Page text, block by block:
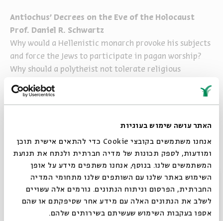
האתר עושה שימוש בעוגיות
אנחנו משתמשים בקובצי Cookie כדי להתאים אישית תוכן
ומודעות, לספק תכונות של מדיה חברתית ולנתח את תנועת
המשתמשים שלנו. בנוסף, אנחנו משתפים מידע על אופן
השימוש באתר שלנו עם השותפים שלנו מתחומי המדיה
החברתית, הפרסום וניתוח הנתונים. גורמים אלה עשויים
לשלב את הנתונים האלה עם מידע אחר שסיפקתם או שהם
אספו בעקבות השימוש שעשיתם בשירותים שלהם.
Antiochus' Decrees on the Eve of the Holocaust
Prof. Daniel R. Schwartz
Why would a Hellenistic monarch provoke his subjects
and force the Jews to participate in pagan worship?
Why should a polytheist not tolerate religious
Tuesday I Dec. 1 I 8pm ( 1pm EST)
Mattathias and Judah Maccabee, are universally
revered as heroes, their successors frequently
received less flattering reviews.
Tuesday I Dec. 8 I 8pm ( 1pm EST)
סגור